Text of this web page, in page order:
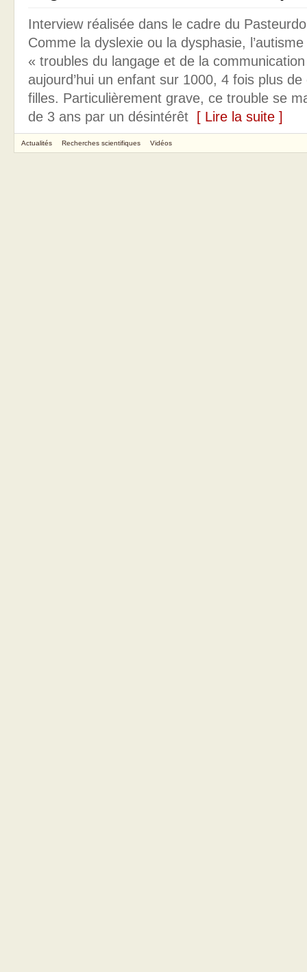
Interview réalisée dans le cadre du
Comme la dyslexie ou la dysphasie,
« troubles du langage et de la
aujourd’hui un enfant sur 1000, 4 fois plus
filles. Particulièrement grave, ce trouble se
de 3 ans par un désintérêt [ Lire la suite ]
Actualités Recherches scientifiques Vidéos